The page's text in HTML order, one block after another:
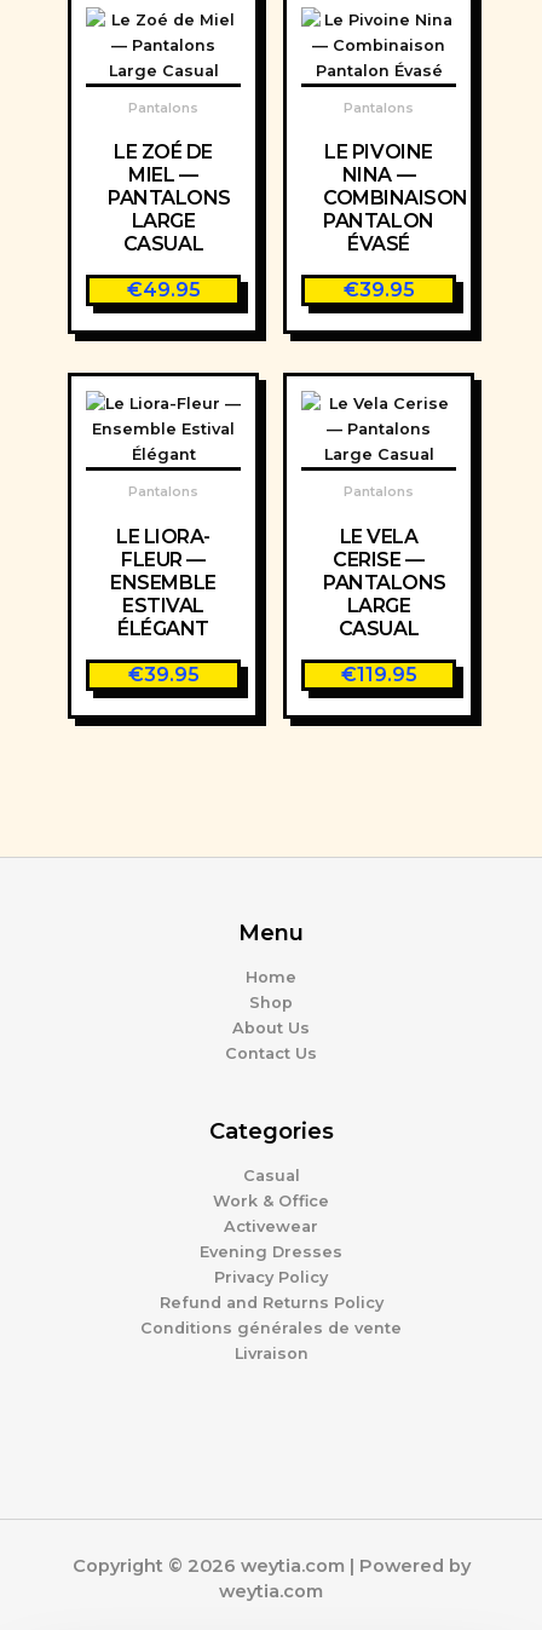
Pantalons
LE ZOÉ DE
MIEL —
PANTALONS
LARGE
CASUAL
€49.95
Pantalons
LE PIVOINE
NINA —
COMBINAISON
PANTALON
ÉVASÉ
€39.95
Pantalons
LE LIORA-
FLEUR —
ENSEMBLE
ESTIVAL
ÉLÉGANT
€39.95
Pantalons
LE VELA
CERISE —
PANTALONS
LARGE
CASUAL
€119.95
Menu
Home
Shop
About Us
Contact Us
Categories
Casual
Work & Office
Activewear
Evening Dresses
Privacy Policy
Refund and Returns Policy
Conditions générales de vente
Livraison
Copyright © 2026 weytia.com | Powered by
weytia.com